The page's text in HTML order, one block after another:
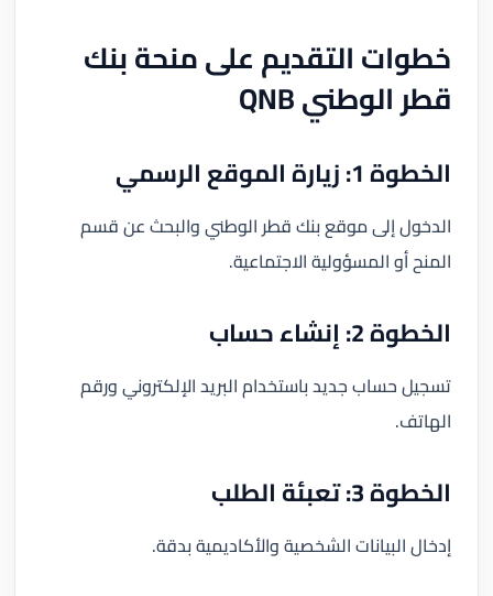
خطوات التقديم على منحة بنك
قطر الوطني QNB
الخطوة 1: زيارة الموقع الرسمي
الدخول إلى موقع بنك قطر الوطني والبحث عن قسم
المنح أو المسؤولية الاجتماعية.
الخطوة 2: إنشاء حساب
تسجيل حساب جديد باستخدام البريد الإلكتروني ورقم
الهاتف.
الخطوة 3: تعبئة الطلب
إدخال البيانات الشخصية والأكاديمية بدقة.